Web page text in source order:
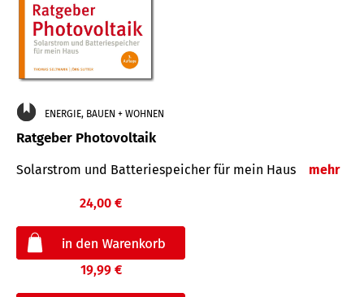
ENERGIE, BAUEN + WOHNEN
Ratgeber Photovoltaik
Solarstrom und Batteriespeicher für mein Haus mehr
24,00 €
19,99 €